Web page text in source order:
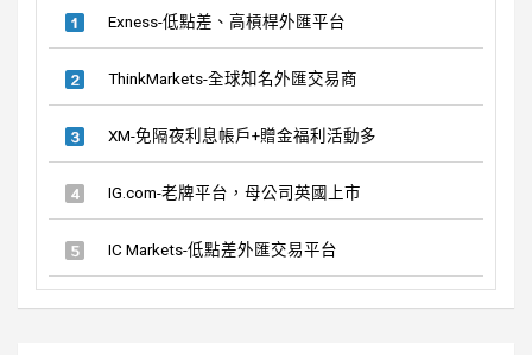
Exness-低點差、高槓桿外匯平台
ThinkMarkets-全球知名外匯交易商
XM-免隔夜利息帳戶+贈金福利活動多
IG.com-老牌平台，母公司英國上市
IC Markets-低點差外匯交易平台